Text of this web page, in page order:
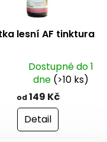
lesní AF tinktura
Dostupné do 1
dne (>10 ks)
od149 Kč
Detail